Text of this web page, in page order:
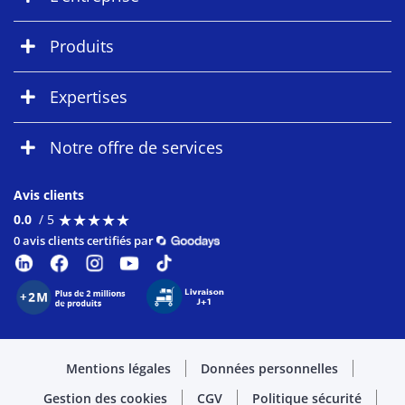
Produits
Expertises
Notre offre de services
Avis clients
0.0 / 5 ★★★★★
★★★★★
0 avis clients certifiés par
Mentions légales
Données personnelles
Gestion des cookies
CGV Politique sécurité